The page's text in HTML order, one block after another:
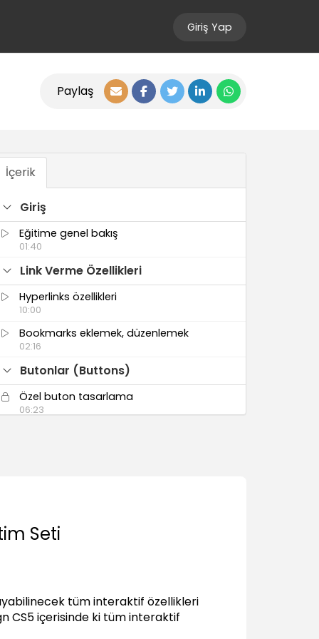
Giriş Yap
Paylaş
İçerik
Giriş
Eğitime genel bakış
01:40
Link Verme Özellikleri
Hyperlinks özellikleri
10:00
Bookmarks eklemek, düzenlemek
02:16
Butonlar (Buttons)
Özel buton tasarlama
06:23
(Media)
Video'yu butonlar ile yönetmek
05:24
Seti
tüm interaktif özellikleri
CS5 içerisinde ki tüm interaktif